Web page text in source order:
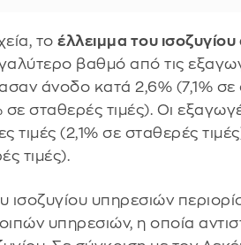
τοέλλειμμα του
βαθμό από τις
άνοδο κατά 2,6% (7,1% σε
σε σταθερές τιμές). Οι
τιμές (2,1% σε σταθερές
τιμές).
ισοζυγίου υπηρεσιών
υπηρεσιών, η οποία